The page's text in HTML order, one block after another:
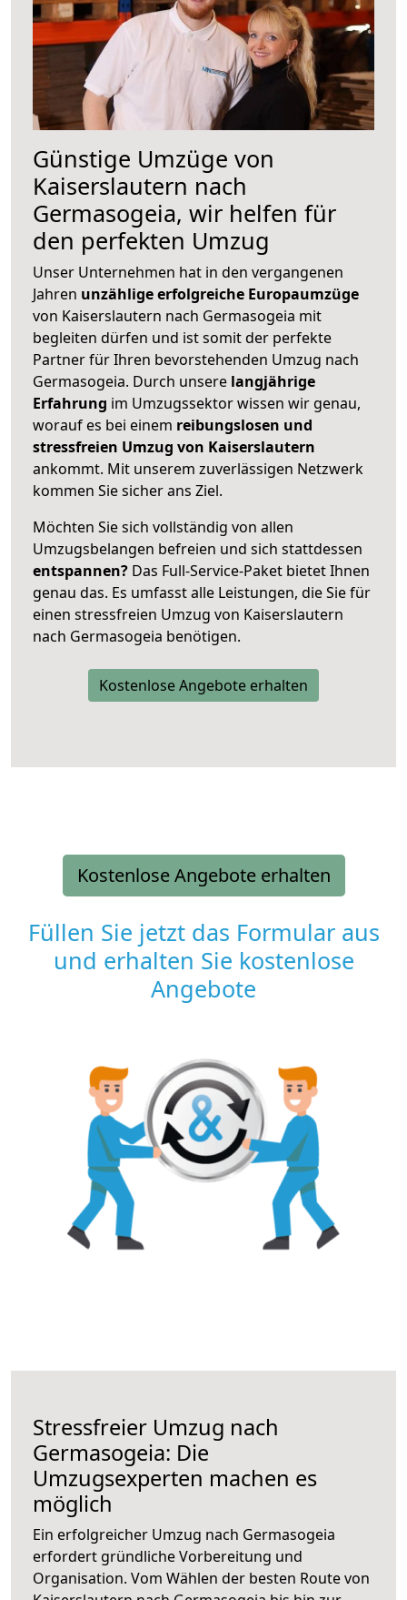
Günstige Umzüge von
Kaiserslautern nach
Germasogeia, wir helfen für
den perfekten Umzug
Unser Unternehmen hat in den vergangenen
Jahren unzählige erfolgreiche Europaumzüge
von Kaiserslautern nach Germasogeia mit
begleiten dürfen und ist somit der perfekte
Partner für Ihren bevorstehenden Umzug nach
Germasogeia. Durch unsere langjährige
Erfahrung im Umzugssektor wissen wir genau,
worauf es bei einem reibungslosen und
stressfreien Umzug von Kaiserslautern
ankommt. Mit unserem zuverlässigen Netzwerk
kommen Sie sicher ans Ziel.
Möchten Sie sich vollständig von allen
Umzugsbelangen befreien und sich stattdessen
entspannen? Das Full-Service-Paket bietet Ihnen
genau das. Es umfasst alle Leistungen, die Sie für
einen stressfreien Umzug von Kaiserslautern
nach Germasogeia benötigen.
Kostenlose Angebote erhalten
Kostenlose Angebote erhalten
Füllen Sie jetzt das Formular aus
und erhalten Sie kostenlose
Angebote
Stressfreier Umzug nach
Germasogeia: Die
Umzugsexperten machen es
möglich
Ein erfolgreicher Umzug nach Germasogeia
erfordert gründliche Vorbereitung und
Organisation. Vom Wählen der besten Route von